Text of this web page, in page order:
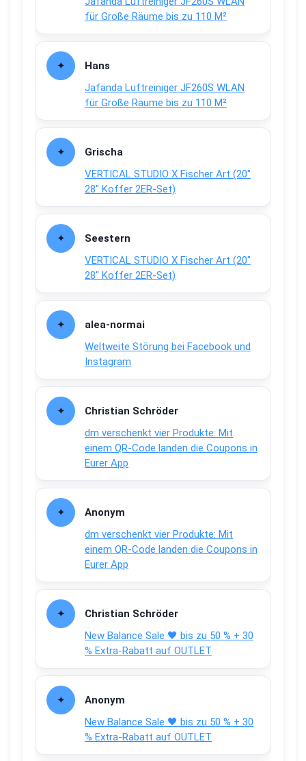
für Große Räume bis zu 110 M²
Hans
Jafända Luftreiniger JF260S WLAN
für Große Räume bis zu 110 M²
Grischa
VERTICAL STUDIO X Fischer Art (20″
28″ Koffer 2ER-Set)
Seestern
VERTICAL STUDIO X Fischer Art (20″
28″ Koffer 2ER-Set)
alea-normai
Weltweite Störung bei Facebook und
Instagram
Christian Schröder
dm verschenkt vier Produkte: Mit
einem QR-Code landen die Coupons in
Eurer App
Anonym
dm verschenkt vier Produkte: Mit
einem QR-Code landen die Coupons in
Eurer App
Christian Schröder
New Balance Sale 🖤 bis zu 50 % + 30
% Extra-Rabatt auf OUTLET
Anonym
New Balance Sale 🖤 bis zu 50 % + 30
% Extra-Rabatt auf OUTLET